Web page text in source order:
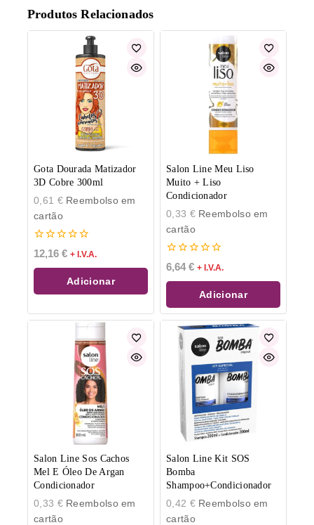
Produtos Relacionados
Gota Dourada Matizador
3D Cobre 300ml
0,61 €Reembolso em
cartão
0
de
5
12,16 € + I.V.A.
Adicionar
Salon Line Meu Liso
Muito + Liso
Condicionador
0,33 €Reembolso em
cartão
0
de
5
6,64€ + I.V.A.
Adicionar
Salon Line Sos Cachos
Mel E Óleo De Argan
Condicionador
0,33 €Reembolso em
cartão
Salon Line Kit SOS
Bomba
Shampoo+Condicionador
0,42 €Reembolso em
cartão